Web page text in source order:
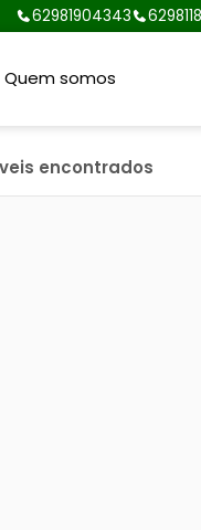
62981904343
Quem somos
encontrados